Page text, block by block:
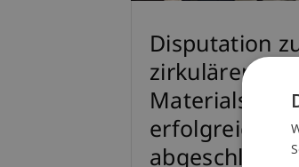
Disputation
zirkulären
erfolgreich